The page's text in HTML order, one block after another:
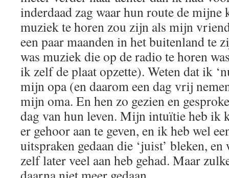
inderdaad zag waar hun route de mijne
muziek te horen zou zijn als mijn
een paar maanden in het buitenland te
was muziek die op de radio te horen
ik zelf de plaat opzette). Weten dat ik
mijn opa (en daarom een dag vrij
mijn oma. En hen zo gezien en
dag van hun leven. Mijn intuïtie heb ik
er gehoor aan te geven, en ik heb wel
uitspraken gedaan die ‘juist’ bleken,
zelf later veel aan heb gehad. Maar